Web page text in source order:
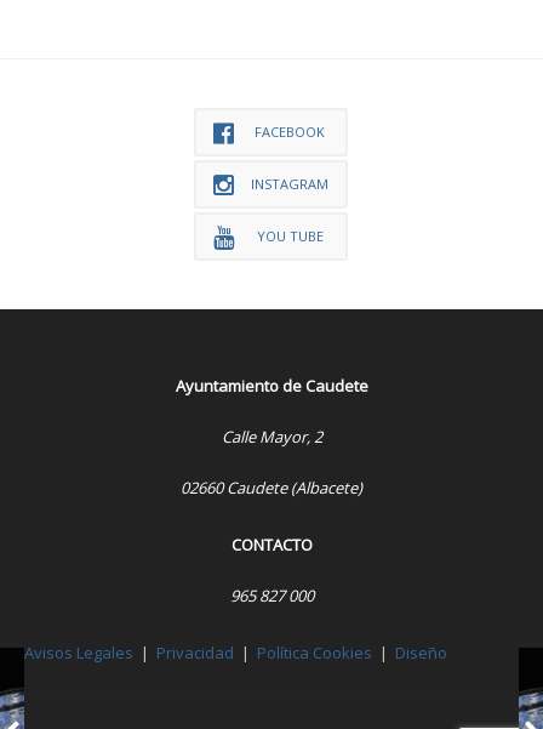
FACEBOOK
INSTAGRAM
YOU TUBE
Ayuntamiento de Caudete
Calle Mayor, 2
02660 Caudete (Albacete)
CONTACTO
965 827 000
Avisos Legales | Privacidad | Política Cookies | Diseño